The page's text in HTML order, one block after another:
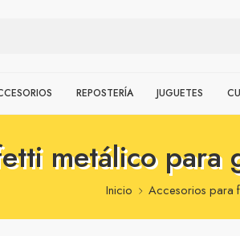
REPOSTERÍA JUGUETES
metálico para
Inicio Accesorios para